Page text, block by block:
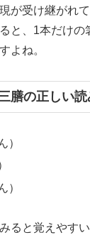
が受け継がれて
と、1本だけの
よね。
膳の正しい読
）
）
ると覚えやすい